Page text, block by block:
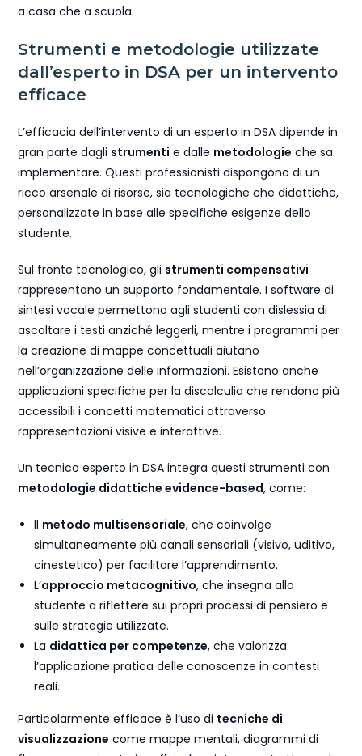
a casa che a scuola.
Strumenti e metodologie utilizzate
dall’esperto in DSA per un intervento
efficace
L’efficacia dell’intervento di un esperto in DSA dipende in
gran parte dagli strumenti e dalle metodologie che sa
implementare. Questi professionisti dispongono di un
ricco arsenale di risorse, sia tecnologiche che didattiche,
personalizzate in base alle specifiche esigenze dello
studente.
Sul fronte tecnologico, gli strumenti compensativi
rappresentano un supporto fondamentale. I software di
sintesi vocale permettono agli studenti con dislessia di
ascoltare i testi anziché leggerli, mentre i programmi per
la creazione di mappe concettuali aiutano
nell’organizzazione delle informazioni. Esistono anche
applicazioni specifiche per la discalculia che rendono più
accessibili i concetti matematici attraverso
rappresentazioni visive e interattive.
Un tecnico esperto in DSA integra questi strumenti con
metodologie didattiche evidence-based, come:
Il metodo multisensoriale, che coinvolge
simultaneamente più canali sensoriali (visivo, uditivo,
cinestetico) per facilitare l’apprendimento.
L’approccio metacognitivo, che insegna allo
studente a riflettere sui propri processi di pensiero e
sulle strategie utilizzate.
La didattica per competenze, che valorizza
l’applicazione pratica delle conoscenze in contesti
reali.
Particolarmente efficace è l’uso di tecniche di
visualizzazione come mappe mentali, diagrammi di